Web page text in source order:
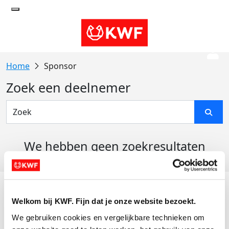
Welkom bij KWF. Fijn dat je onze website bezoekt.
We gebruiken cookies en vergelijkbare technieken om
Sponsor
Zoek een deelnemer
We hebben geen zoekresultaten
Actiematerialen
Evenementen